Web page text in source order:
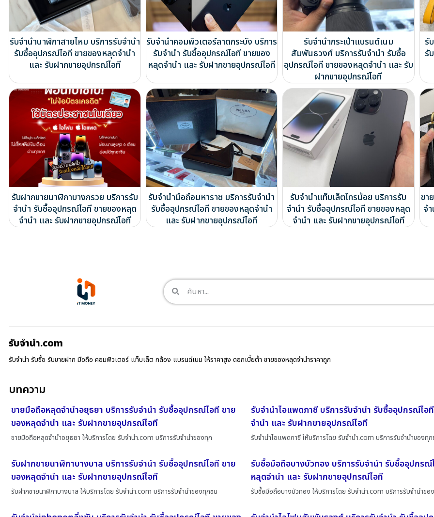
รับจำนำนาฬิกาสายไหม บริการรับจำนำ
รับซื้ออุปกรณ์ไอที ขายของหลุดจำนำ
และ รับฝากขายอุปกรณ์ไอที
รับจำนำคอมพิวเตอร์ลาดกระบัง บริการ
รับจำนำ รับซื้ออุปกรณ์ไอที ขายของ
หลุดจำนำ และ รับฝากขายอุปกรณ์ไอที
รับจำนำกระเป๋าแบรนด์เนม
สัมพันธวงศ์ บริการรับจำนำ รับซื้อ
อุปกรณ์ไอที ขายของหลุดจำนำ และ รับ
ฝากขายอุปกรณ์ไอที
รั
รั
รับฝากขายนาฬิกาบางกรวย บริการรับ
จำนำ รับซื้ออุปกรณ์ไอที ขายของหลุด
จำนำ และ รับฝากขายอุปกรณ์ไอที
รับจำนำมือถือมหาราช บริการรับจำนำ
รับซื้ออุปกรณ์ไอที ขายของหลุดจำนำ
และ รับฝากขายอุปกรณ์ไอที
รับจำนำแท็บเล็ตไทรน้อย บริการรับ
จำนำ รับซื้ออุปกรณ์ไอที ขายของหลุด
จำนำ และ รับฝากขายอุปกรณ์ไอที
ขา
จ
รับจํานํา.com
รับจำนำ รับซื้อ รับขายฝาก มือถือ คอมพิวเตอร์ แท็บเล็ต กล้อง แบรนด์เนม ให้ราคาสูง ดอกเบี้ยต่ำ ขายของหลุดจำนำราคาถูก
บทความ
ขายมือถือหลุดจำนำอยุธยา บริการรับจำนำ รับซื้ออุปกรณ์ไอที ขาย
ของหลุดจำนำ และ รับฝากขายอุปกรณ์ไอที
ขายมือถือหลุดจำนำอยุธยา ให้บริการโดย รับจํานํา.com บริการรับจำนำของทุก
รับจำนำไอแพดภาชี บริการรับจำนำ รับซื้ออุปกรณ์ไอ
จำนำ และ รับฝากขายอุปกรณ์ไอที
รับจำนำไอแพดภาชี ให้บริการโดย รับจํานํา.com บริการรับจำนำของทุ
รับฝากขายนาฬิกาบางบาล บริการรับจำนำ รับซื้ออุปกรณ์ไอที ขาย
ของหลุดจำนำ และ รับฝากขายอุปกรณ์ไอที
รับฝากขายนาฬิกาบางบาล ให้บริการโดย รับจํานํา.com บริการรับจำนำของทุกชน
รับซื้อมือถือบางบัวทอง บริการรับจำนำ รับซื้ออุปกรณ์
หลุดจำนำ และ รับฝากขายอุปกรณ์ไอที
รับซื้อมือถือบางบัวทอง ให้บริการโดย รับจํานํา.com บริการรับจำนำขอ